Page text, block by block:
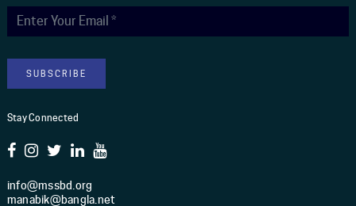
Stay Connected
info@mssbd.org
manabik@bangla.net